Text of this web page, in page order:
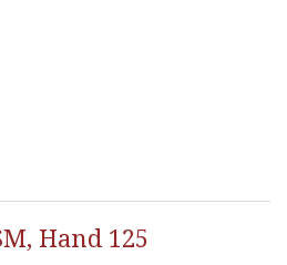
Hand 125